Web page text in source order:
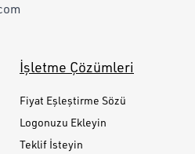
İşletme Çözümleri
Fiyat Eşleştirme Sözü
Logonuzu Ekleyin
Teklif İsteyin